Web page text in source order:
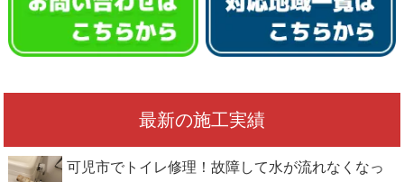
最新の施工実績
可児市でトイレ修理！故障して水が流れなくなっ